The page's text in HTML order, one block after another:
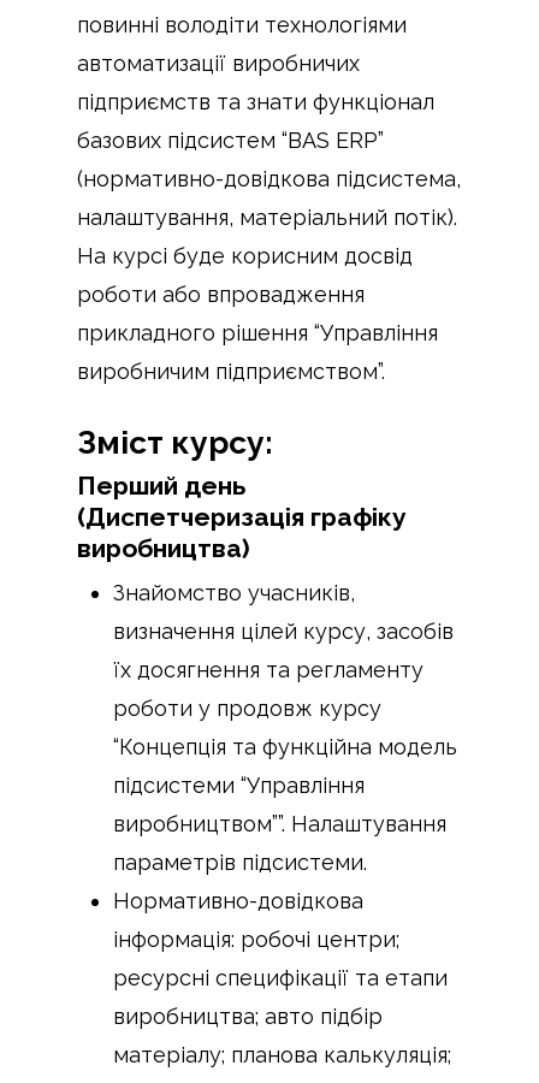
повинні володіти технологіями
автоматизації виробничих
підприємств та знати функціонал
базових підсистем “BAS ERP”
(нормативно-довідкова підсистема,
налаштування, матеріальний потік).
На курсі буде корисним досвід
роботи або впровадження
прикладного рішення “Управління
виробничим підприємством”.
Зміст курсу:
Перший день
(Диспетчеризація графіку
виробництва)
Знайомство учасників,
визначення цілей курсу, засобів
їх досягнення та регламенту
роботи у продовж курсу
“Концепція та функційна модель
підсистеми “Управління
виробництвом””. Налаштування
параметрів підсистеми.
Нормативно-довідкова
інформація: робочі центри;
ресурсні специфікації та етапи
виробництва; авто підбір
матеріалу; планова калькуляція;